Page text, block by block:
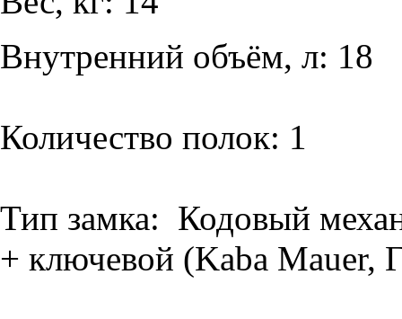
Внутренний объём, л: 18
Количество полок: 1
Тип замка: Кодовый
+ ключевой (Kaba Mauer,